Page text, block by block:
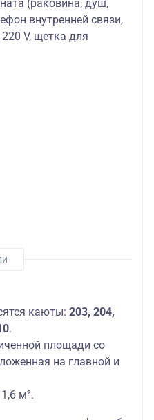
(раковина, душ,
внутренней связи,
V, щетка для
каюты: 203, 204,
.
площади со
на главной и
м².